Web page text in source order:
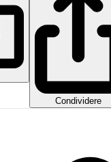
Condividere